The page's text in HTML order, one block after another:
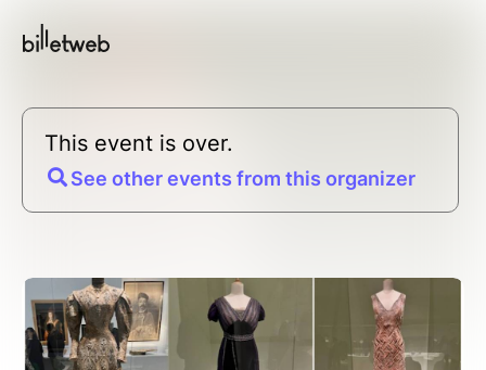
This event is over.
See other events from this organizer